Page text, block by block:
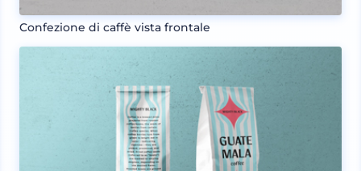
Confezione di caffè vista frontale